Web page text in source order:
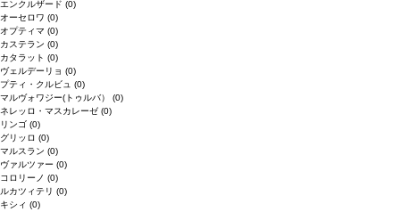
エンクルザード (0)
オーセロワ (0)
オプティマ (0)
カステラン (0)
カタラット (0)
ヴェルデーリョ (0)
プティ・クルビュ (0)
マルヴォワジー(トゥルバ） (0)
ネレッロ・マスカレーゼ (0)
リンゴ (0)
グリッロ (0)
マルスラン (0)
ヴァルツァー (0)
コロリーノ (0)
ルカツィテリ (0)
キシィ (0)